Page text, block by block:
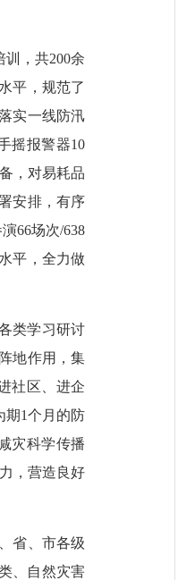
，共200余
平，规范了
实一线防汛
摇报警器10
，对易耗品
安排，有序
66场次/638
平，全力做
类学习研讨
地作用，集
社区、进企
期1个月的防
灾科学传播
，营造良好
省、市各级
、自然灾害